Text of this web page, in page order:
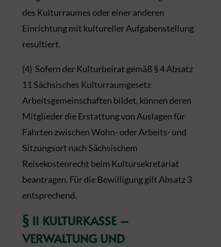
des Kulturraumes oder einer anderen
Einrichtung mit kultureller Aufgabenstellung
resultiert.
(4) Sofern der Kulturbeirat gemäß § 4 Absatz
11 Sächsisches Kulturraumgesetz
Arbeitsgemeinschaften bildet, können deren
Mitglieder die Erstattung von Auslagen für
Fahrten zwischen Wohn- oder Arbeits- und
Sitzungsort nach Sächsischem
Reisekostenrecht beim Kultursekretariat
beantragen. Für die Bewilligung gilt Absatz 3
entsprechend.
§ 11 KULTURKASSE –
VERWALTUNG UND